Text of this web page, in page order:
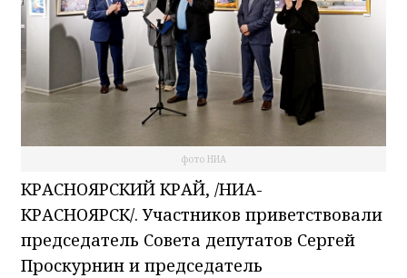
фото НИА
КРАСНОЯРСКИЙ КРАЙ, /НИА-
КРАСНОЯРСК/. Участников приветствовали
председатель Совета депутатов Сергей
Проскурнин и председатель